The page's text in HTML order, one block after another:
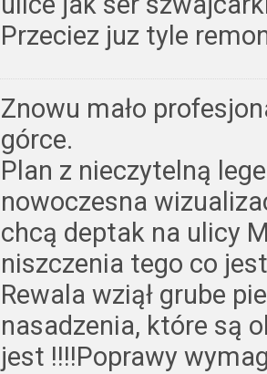
Przeciez juz tyle
Znowu mało
górce.
Plan z nieczytelną
nowoczesna
chcą deptak na ulicy
niszczenia tego co
Rewala wziął grube
nasadzenia, które są
jest !!!!Poprawy